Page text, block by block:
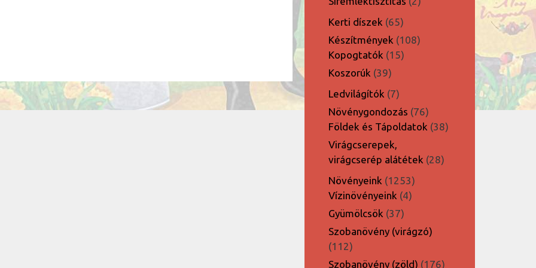
Kerti díszek 6565
termék
Készítmények 108108
Kopogtatók 1515
Koszorúk 3939
termék
Ledvilágítók 77
termék
Növénygondozás 7676
termék
Földek és Tápoldatok 3838
Virágcserepek,
virágcserép alátétek 2828
Növényeink 12531253
termék
Vízinövényeink 44
Gyümölcsök 3737
termék
Szobanövény (virágzó)
112112
termék
Szobanövény (zöld) 176176